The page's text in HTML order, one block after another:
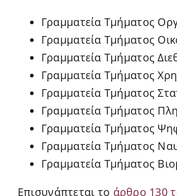
Γραμματεία Τμήματος
Γραμματεία Τμήματος
Γραμματεία Τμήματος
Γραμματεία Τμήματος
Γραμματεία Tμήματος
Γραμματεία Τμήματος
Γραμματεία Τμήματος
Γραμματεία Τμήματος
Γραμματεία Τμήματος
Επισυνάπτεται το άρθρο 130